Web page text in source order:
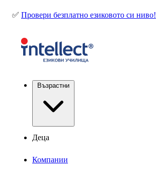
✅ Провери безплатно езиковото си ниво!
Възрастни
Деца
Компании